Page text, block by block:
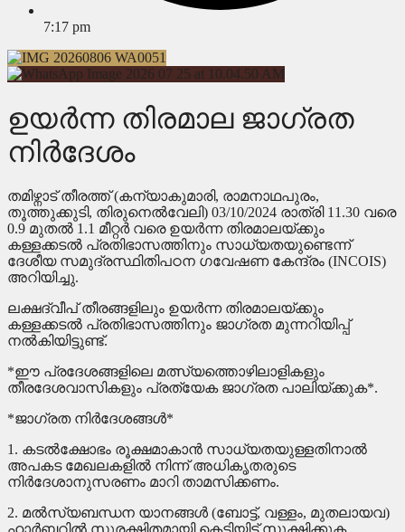
7:17 pm
ഉയർന്ന തിരമാല ജാഗ്രത
നിർദേശം
തമിഴ്നാട് തീരത്ത് (കന്യാകുമാരി, രാമനാഥപുരം,
തൂത്തുക്കുടി, തിരുനെൽവേലി) 03/10/2024 രാത്രി 11.30 വരെ
0.9 മുതൽ 1.1 മീറ്റർ വരെ ഉയർന്ന തിരമാലയ്ക്കും
കള്ളക്കടൽ പ്രതിഭാസത്തിനും സാധ്യതയുണ്ടെന്ന്
ദേശീയ സമുദ്രസ്ഥിതിപഠന ഗവേഷണ കേന്ദ്രം (INCOIS)
അറിയിച്ചു.
ലക്ഷദ്വീപ് തീരങ്ങളിലും ഉയർന്ന തിരമാലയ്ക്കും
കള്ളക്കടൽ പ്രതിഭാസത്തിനും ജാഗ്രത മുന്നറിയിപ്പ്
നൽകിയിട്ടുണ്ട്.
*ഈ പ്രദേശങ്ങളിലെ മത്സ്യത്തൊഴിലാളികളും
തീരദേശവാസികളും പ്രത്യേക ജാഗ്രത പാലിയ്ക്കുക*.
*ജാഗ്രത നിർദേശങ്ങൾ*
1. കടൽക്ഷോഭം രൂക്ഷമാകാൻ സാധ്യതയുള്ളതിനാൽ
അപകട മേഖലകളിൽ നിന്ന് അധികൃതരുടെ
നിർദേശാനുസരണം മാറി താമസിക്കണം.
2. മൽസ്യബന്ധന യാനങ്ങൾ (ബോട്ട്, വള്ളം, മുതലായവ)